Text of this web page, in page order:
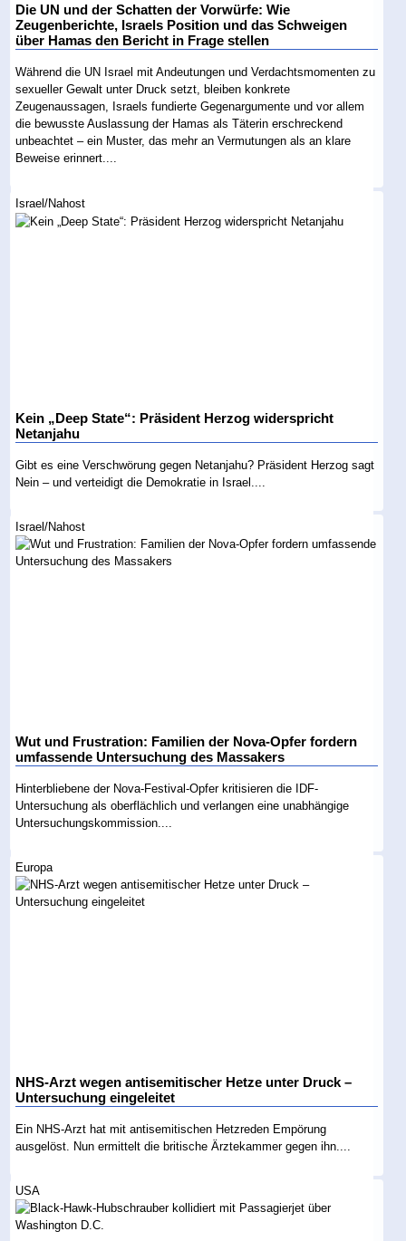
Die UN und der Schatten der Vorwürfe: Wie
Zeugenberichte, Israels Position und das Schweigen
über Hamas den Bericht in Frage stellen
Während die UN Israel mit Andeutungen und Verdachtsmomenten zu
sexueller Gewalt unter Druck setzt, bleiben konkrete
Zeugenaussagen, Israels fundierte Gegenargumente und vor allem
die bewusste Auslassung der Hamas als Täterin erschreckend
unbeachtet – ein Muster, das mehr an Vermutungen als an klare
Beweise erinnert....
Israel/Nahost
Kein „Deep State“: Präsident Herzog widerspricht
Netanjahu
Gibt es eine Verschwörung gegen Netanjahu? Präsident Herzog sagt
Nein – und verteidigt die Demokratie in Israel....
Israel/Nahost
Wut und Frustration: Familien der Nova-Opfer fordern
umfassende Untersuchung des Massakers
Hinterbliebene der Nova-Festival-Opfer kritisieren die IDF-
Untersuchung als oberflächlich und verlangen eine unabhängige
Untersuchungskommission....
Europa
NHS-Arzt wegen antisemitischer Hetze unter Druck –
Untersuchung eingeleitet
Ein NHS-Arzt hat mit antisemitischen Hetzreden Empörung
ausgelöst. Nun ermittelt die britische Ärztekammer gegen ihn....
USA